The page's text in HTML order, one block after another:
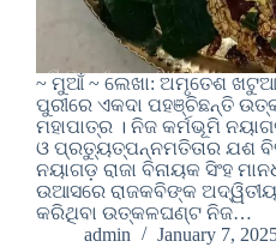
~ ମୁଆଁ ~ ଲେଖା: ଅମୃତେଶ
ପୁରୀରେ ଏକଦା ପହଞ୍ଚିଛନ୍ତି
ମହାପାତ୍ର । ନିଜ କର୍ମଭୂମି
ଓ ପ୍ରତ୍ୟୁତ୍ପନ୍ନମତିତାର ଯଶ
ନୟାଗଡ଼ ରାଜା ବିନାୟକ ସିଂହ
ଉଆସରେ ରାଜକବିଙ୍କ ଅଦ୍ୱିତୀୟ
କରିଥିବା ଉତ୍କଳଘଣ୍ଟ ନିଜ…
admin
January 7,